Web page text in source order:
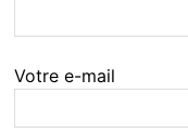
Votre e-mail